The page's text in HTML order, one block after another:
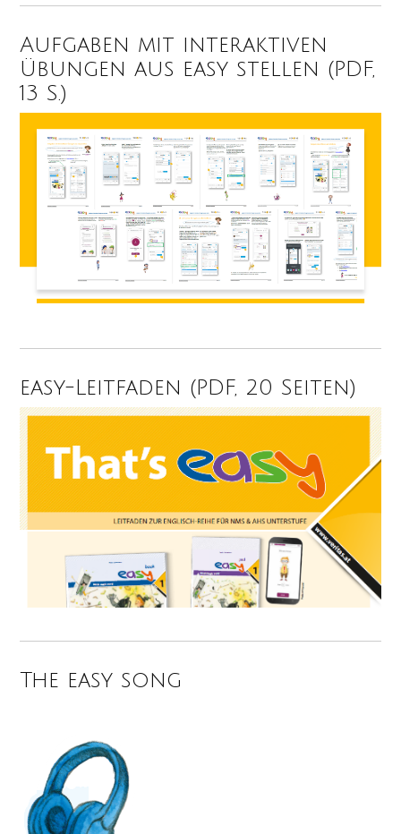
Aufgaben mit interaktiven
Übungen aus easy stellen (PDF,
13 S.)
easy-Leitfaden (PDF, 20 Seiten)
The easy song